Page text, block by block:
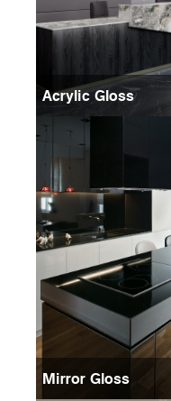
Acrylic Gloss
Mirror Gloss